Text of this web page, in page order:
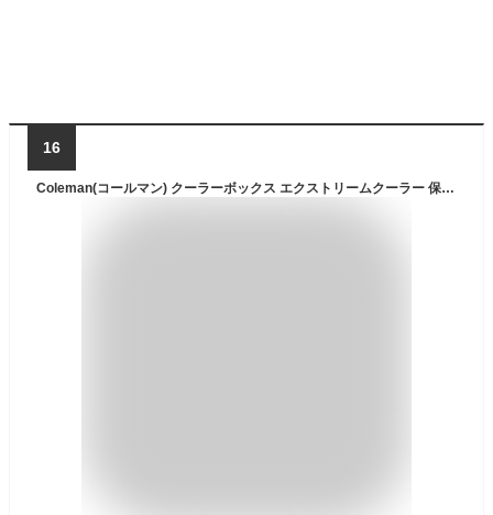
16
Coleman(コールマン) クーラーボックス エクストリームクーラー 保冷力 アウトドア キャンプ 約26L 保冷力約3日 釣り お花見 部活 強力保冷 頑丈 暑さ対策